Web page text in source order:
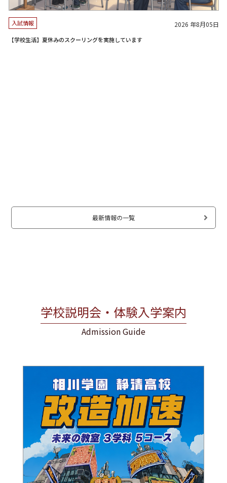
お知らせ 2026 年8月04日
【お知らせ】図書室から夏休み特別貸出のお知らせ
最新情報の一覧
学校説明会・体験入学案内
Admission Guide